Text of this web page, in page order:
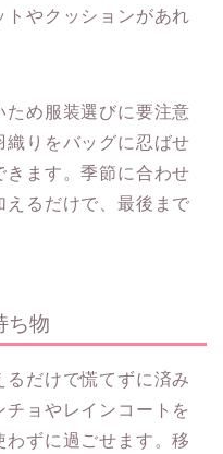
やクッションがあれ
め服装選びに要注意
りをバッグに忍ばせ
ます。季節に合わせ
るだけで、最後まで
ち物
だけで慌てずに済み
ョやレインコートを
ずに過ごせます。移